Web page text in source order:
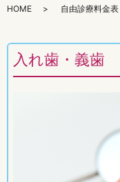
HOME 自由診療料金表
入れ歯・義歯